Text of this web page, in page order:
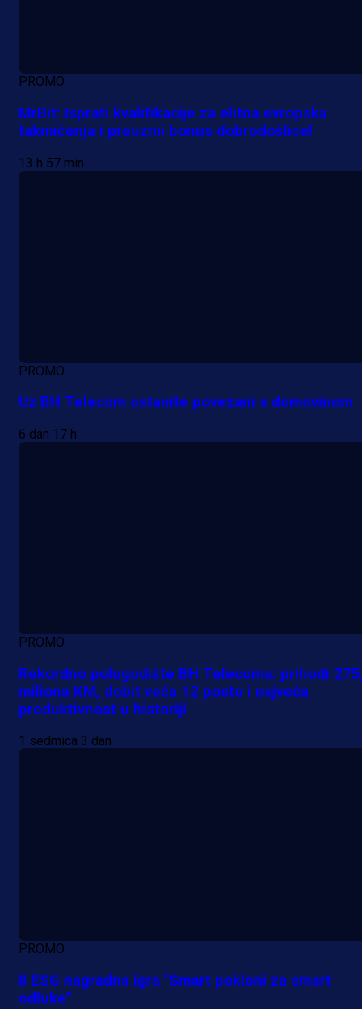
PROMO
MrBit: Isprati kvalifikacije za elitna evropska
takmičenja i preuzmi bonus dobrodošlice!
13 h 57 min
PROMO
Uz BH Telecom ostanite povezani s domovinom
6 dan 17 h
PROMO
Rekordno polugodište BH Telecoma: prihodi
miliona KM, dobit veća 12 posto i najveća
produktivnost u historiji
1 sedmica 3 dan
PROMO
II ESG nagradna igra "Smart pokloni za smart
odluke"